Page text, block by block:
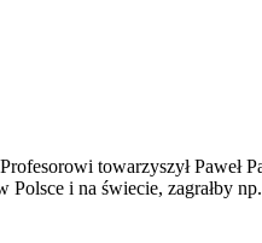
towarzyszył Paweł
Polsce i na świecie, zagrałby